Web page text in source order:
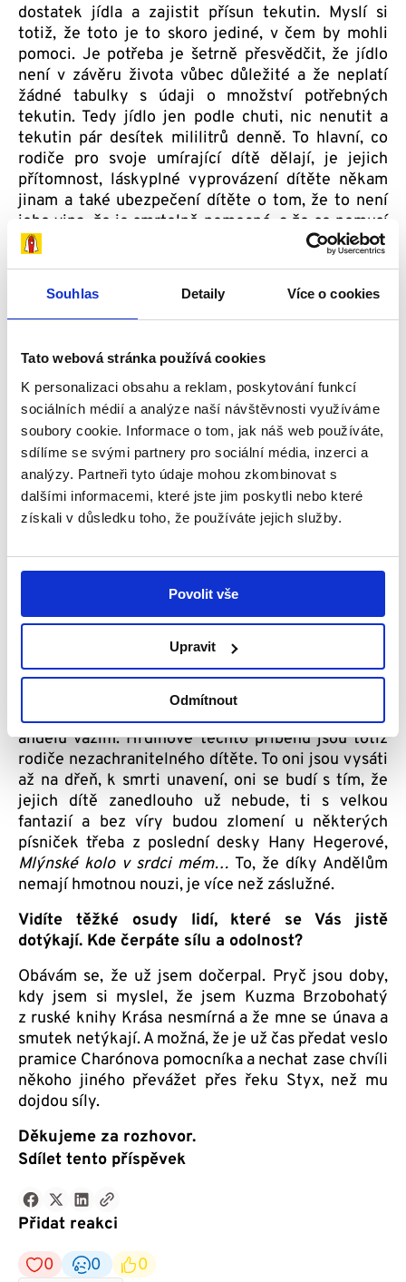
Souhlas Detaily Více o cookies
Tato webová stránka používá cookies
K personalizaci obsahu a reklam, poskytování funkcí
sociálních médií a analýze naší návštěvnosti využíváme
soubory cookie. Informace o tom, jak náš web používáte,
sdílíme se svými partnery pro sociální média, inzerci a
analýzy. Partneři tyto údaje mohou zkombinovat s
dalšími informacemi, které jste jim poskytli nebo které
získali v důsledku toho, že používáte jejich služby.
Povolit vše
Upravit
Odmítnout
dostatek jídla a zajistit přísun tekutin. Myslí si
totiž, že toto je to skoro jediné, v čem by mohli
pomoci. Je potřeba je šetrně přesvědčit, že jídlo
není v závěru života vůbec důležité a že neplatí
žádné tabulky s údaji o množství potřebných
tekutin. Tedy jídlo jen podle chuti, nic nenutit a
tekutin pár desítek mililitrů denně. To hlavní, co
rodiče pro svoje umírající dítě dělají, je jejich
přítomnost, láskyplné vyprovázení dítěte někam
jinam a také ubezpečení dítěte o tom, že to není
jeho vina, že je smrtelně nemocné, a že se nemusí
zuby nehty držet života, ale když už je hodně
unavené, že může jít a že jeho maminka i tatínek to
zvládnou.
Říká se, že přežít vlastní dítě je to nejhorší, co
zajištěna i následná psychosociální podpora?
V tomto mám jistě rezervy, dost často moje úloha
končí okamžikem smrti a následným vrácením
nespotřebovaných léků a zapůjčených přístrojů.
Není to o tom, že bych nechtěl dále pomoci. Ale už
se s rodiči nepotkám. A až na jednu výjimku jsem
nebyl nikdy na pohřbu dítěte, o které jsem se
staral. Naštěstí jsme tým a tak moji kolegové –
sestřičky a na přechodnou dobu, když jsme měli
„vlastního“ psychologa, tak i ten – suplují to, na co
V případě úmrtí Dobří andělé pomáhají rodinám
následujících 6 měsíců. Je třeba podle Vašeho
názoru takovým rodinám pomáhat?
Myslím, že ano. A velmi si této pomoci Dobrých
andělů vážím. Hrdinové těchto příběhů jsou totiž
rodiče nezachranitelného dítěte. To oni jsou vysáti
až na dřeň, k smrti unavení, oni se budí s tím, že
jejich dítě zanedlouho už nebude, ti s velkou
fantazií a bez víry budou zlomení u některých
písniček třeba z poslední desky Hany Hegerové,
Mlýnské kolo v srdci mém… To, že díky Andělům
nemají hmotnou nouzi, je více než záslužné.
Vidíte těžké osudy lidí, které se Vás jistě
dotýkají. Kde čerpáte sílu a odolnost?
Obávám se, že už jsem dočerpal. Pryč jsou doby,
kdy jsem si myslel, že jsem Kuzma Brzobohatý
z ruské knihy Krása nesmírná a že mne se únava a
smutek netýkají. A možná, že je už čas předat veslo
pramice Charónova pomocníka a nechat zase chvíli
někoho jiného převážet přes řeku Styx, než mu
dojdou síly.
Děkujeme za rozhovor.
Sdílet tento příspěvek
Přidat reakci
0
0
0